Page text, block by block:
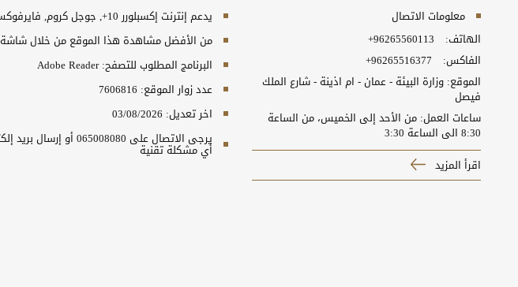
معلومات الاتصال
الهاتف:
+96265560113​
الفاكس:
+96265516377
الموقع: وزارة البيئة - عمان - ام اذينة - شارع الملك
فيصل
ساعات العمل: من الأحد إلى الخميس، من الساعة
8:30 الى الساعة 3:30
اقرأ المزيد
يدعم إنترنت إكسبلورر 10+, جوجل كروم, فايرفوكس, سفاري
من الأفضل مشاهدة هذا الموقع من خلال شاشة 768 × 1366
البرنامج المطلوب للتصفح: Adobe Reader
عدد زوار الموقع: 7606816
اخر تعديل: 03/08/2026
أي مشكلة تقنية